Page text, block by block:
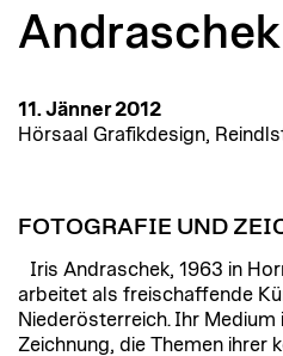
Andraschek
11. Jänner 2012
Hörsaal Grafikdesign,
FOTOGRAFIE UND
Iris Andraschek, 1963 in
arbeitet als freischaffende
Niederösterreich. Ihr
Zeichnung, die Themen ihrer